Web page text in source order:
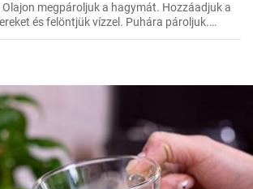
Olajon megpároljuk a hagymát. Hozzáadjuk a
és felöntjük vízzel. Puhára pároljuk.
zöldséget, a paradicsompürét és főzzük, amíg